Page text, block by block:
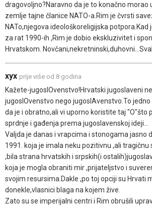
dragovoljno?Naravno da je to konačno morao
zemlje tajne članice NATO-a.Rim je čvrsti
NATo,njegova ideološkoreligijska potpora.Kad
za rat 1990-ih ,Rim je dobio ekskluzivitet i
Hrvatskom.
xyx prije više od 8 godina
Kažete-jugoslOvenstvo!Hrvatski jugoslaveni
jugoslOvenstvo nego jugoslAvenstvo.To
da je i obratno,ali vi uporno koristite taj "O"što
sprdnje i gađenja prema jugoslavenskoj ideji...
Valjda je danas i vrapcima i stonogama jasno
1991. koja je imala neku pozitivnu ,ali
,bila strana hrvatskih i srpskih(i
koja je mogla obraniti mir ,prijateljstvo i
svojim resursima.Dakle ,po toj opciji su Hrvati
donekle,vlasnici blaga na kojem žive.
Zato su se imperijalni centri i Rim obrušili